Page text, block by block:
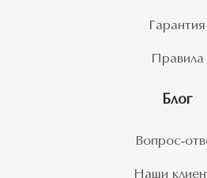
Гарантия
Правила
Блог
Вопрос-
Наши